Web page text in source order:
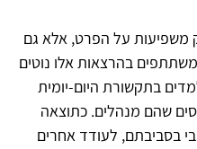
משפיעות על הפרט, אלא גם
בהרצאות אלו נוטים
בתקשורת היום-יומית
שהם מנהלים. כתוצאה
בסביבתם, לעודד אחרים